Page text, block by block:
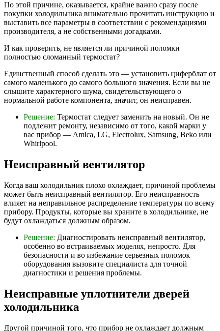
По этой причине, оказывается, крайне важно сразу после
покупки холодильника внимательно прочитать инструкцию и
выставить все параметры в соответствии с рекомендациями
производителя, а не собственными догадками.
И как проверить, не является ли причиной поломки
полностью сломанный термостат?
Единственный способ сделать это — установить циферблат от
самого маленького до самого большого значения. Если вы не
слышите характерного шума, свидетельствующего о
нормальной работе компонента, значит, он неисправен.
Решение: Термостат следует заменить на новый. Он не
подлежит ремонту, независимо от того, какой марки у
вас прибор — Amica, LG, Electrolux, Samsung, Beko или
Whirlpool.
Неисправный вентилятор
Когда ваш холодильник плохо охлаждает, причиной проблемы
может быть неисправный вентилятор. Его неисправность
влияет на неправильное распределение температуры по всему
прибору. Продукты, которые вы храните в холодильнике, не
будут охлаждаться должным образом.
Решение: Диагностировать неисправный вентилятор,
особенно во встраиваемых моделях, непросто. Для
безопасности и во избежание серьезных поломок
оборудования вызовите специалиста для точной
диагностики и решения проблемы.
Неисправные уплотнители дверей
холодильника
Другой причиной того, что прибор не охлаждает должным